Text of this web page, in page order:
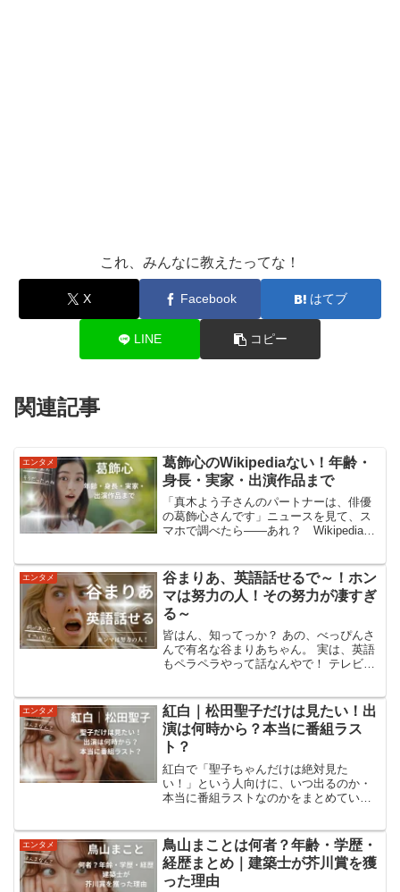
これ、みんなに教えたってな！
X Facebook はてブ
LINE コピー
関連記事
エンタメ
葛飾心のWikipediaない！年齢・
身長・実家・出演作品まで
「真木よう子さんのパートナーは、俳優
の葛飾心さんです」ニュースを見て、ス
マホで調べたら――あれ？ Wikipediaが
では、公式サイトやニュース、過去の番
組情報などをもと...
エンタメ
谷まりあ、英語話せるで～！ホン
マは努力の人！その努力が凄すぎ
る～
皆はん、知ってっか？ あの、べっぴんさ
んで有名な谷まりあちゃん。 実は、英語
もペラペラやって話なんやで！ テレビに
ん！」って思うやろ？ ところがどっこ
い、まりあちゃんは東京...
エンタメ
紅白｜松田聖子だけは見たい！出
演は何時から？本当に番組ラス
ト？
紅白で「聖子ちゃんだけは絶対見た
い！」という人向けに、いつ出るのか・
本当に番組ラストなのかをまとめていき
NHK紅白歌合戦）の基本情報から整理し
ます。放送日時：20...
エンタメ
鳥山まことは何者？年齢・学歴・
経歴まとめ｜建築士が芥川賞を獲
った理由